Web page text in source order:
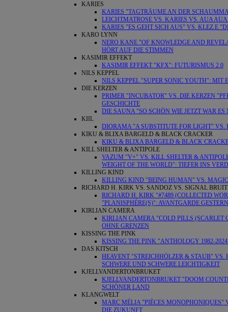
KARIES
KARIES "TAGTRÄUME AN DER
LEICHTMATROSE VS. KARIES VS. AUA
KARIES "ES GEHT SICH AUS" VS. KLEZ.E
KARO LYNN
NERO KANE "OF KNOWLEDGE AND
HÖRT AUF DIE STIMMEN
KASIMIR EFFEKT
KASIMIR EFFEKT "KFX": FUTURISMUS 2.0
NILS KEPPEL
NILS KEPPEL "SUPER SONIC YOUTH": MIT
DIE KERZEN
PRIMER "INCUBATOR" VS. DIE KERZEN
GESCHICHTE
DIE SAUNA "SO SCHÖN WIE JETZT WAR
KIIL
DIORAMA "A SUBSTITUTE FOR LIGHT"
KIKU & BLIXA BARGELD & BLACK CRACKER
KIKU & BLIXA BARGELD & BLACK
KILL SHELTER & ANTIPOLE
VAZUM "V+" VS. KILL SHELTER &
WEIGHT OF THE WORLD": TIEFER INS
KILLING KIND
KILLING KIND "BEING HUMAN" VS. MAGIC
RICHARD H. KIRK VS. SANDOZ VS. SIGNAL BRUIT
RICHARD H. KIRK "#7489 (COLLECTED
"PLANISPHÈRE(S)": AVANTGARDE
KIRLIAN CAMERA
KIRLIAN CAMERA "COLD PILLS (SCARLET
OHNE GRENZEN
KISSING THE PINK
KISSING THE PINK "ANTHOLOGY 1982-
DAS KITSCH
HEAVENT "STREICHHÖLZER & STAUB"
SCHWERE UND SCHWERE LEICHTIGKEIT
KJELLVANDERTONBRUKET
KJELLVANDERTONBRUKET "DOOM
SCHÖNER LAND
KLANGWELT
MARC MÉLIA "PIÈCES MONOPHONIQUES"
DIE ZUKUNFT